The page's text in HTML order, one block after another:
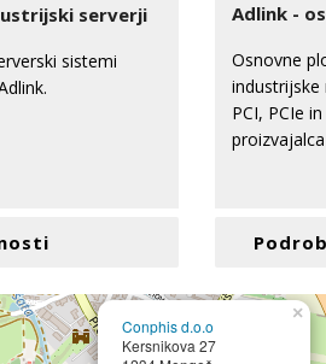
serverji
sistemi
Adlink -
Osnovne
industrijske
PCI, PCIe
Conphis d.o.o
Kersnikova 27
×